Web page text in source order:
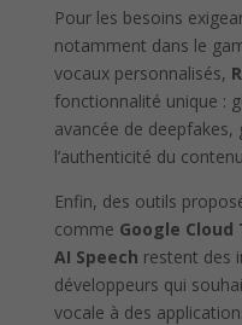
Pour les besoins
notamment dans le
vocaux personnalisés,
fonctionnalité unique :
avancée de
l’authenticité du
Enfin, des outils
comme Google Cloud
AI Speech restent des
développeurs qui
vocale à des